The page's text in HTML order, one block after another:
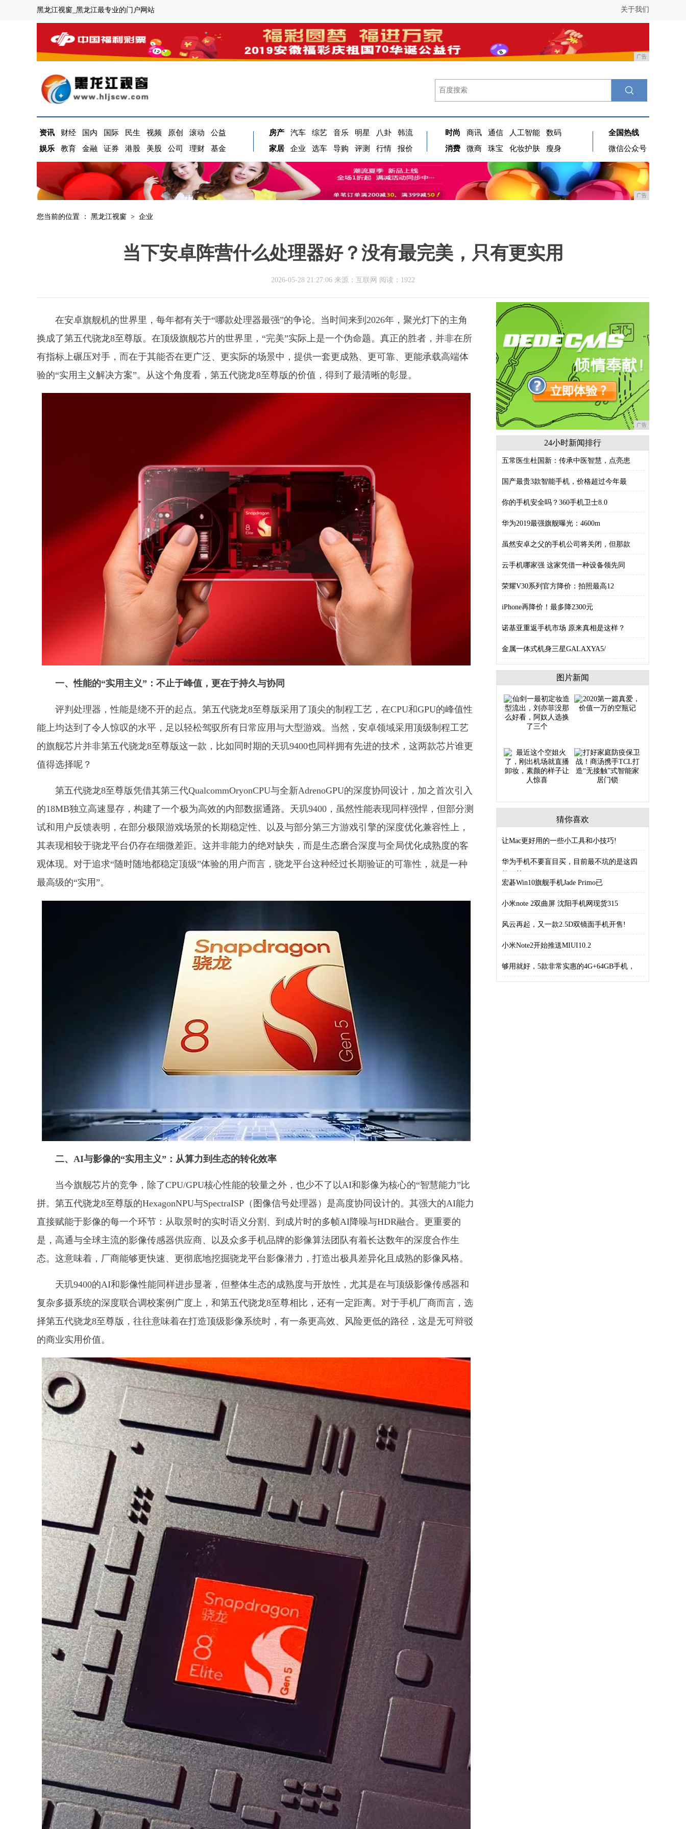
关于我们
黑龙江视窗_黑龙江最专业的门户网站
广告
资讯 财经 国内 国际 民生 视频 原创 滚动
公益
娱乐
教育 金融 证券 港股 美股 公司 理财 基金
房产 汽车 综艺 音乐 明星 八卦
韩流
家居
企业 选车 导购 评测 行情 报价
时尚 商讯 通信 人工智能
数码
消费
微商 珠宝 化妆护肤 瘦身
全国热线
微信公众号
广告
您当前的位置 ： 黑龙江视窗 > 企业
当下安卓阵营什么处理器好？没有最完美，只有更实用
2026-05-28 21:27:06 来源：互联网 阅读：1922
在安卓旗舰机的世界里，每年都有关于“哪款处理器最强”的争论。当时间来到2026年，聚光灯下的主角
换成了第五代骁龙8至尊版。在顶级旗舰芯片的世界里，“完美”实际上是一个伪命题。真正的胜者，并非在所
有指标上碾压对手，而在于其能否在更广泛、更实际的场景中，提供一套更成熟、更可靠、更能承载高端体
验的“实用主义解决方案”。从这个角度看，第五代骁龙8至尊版的价值，得到了最清晰的彰显。
一、性能的“实用主义”：不止于峰值，更在于持久与协同
评判处理器，性能是绕不开的起点。第五代骁龙8至尊版采用了顶尖的制程工艺，在CPU和GPU的峰值性
能上均达到了令人惊叹的水平，足以轻松驾驭所有日常应用与大型游戏。当然，安卓领域采用顶级制程工艺
的旗舰芯片并非第五代骁龙8至尊版这一款，比如同时期的天玑9400也同样拥有先进的技术，这两款芯片谁更
值得选择呢？
第五代骁龙8至尊版凭借其第三代QualcommOryonCPU与全新AdrenoGPU的深度协同设计，加之首次引入
的18MB独立高速显存，构建了一个极为高效的内部数据通路。天玑9400，虽然性能表现同样强悍，但部分测
试和用户反馈表明，在部分极限游戏场景的长期稳定性、以及与部分第三方游戏引擎的深度优化兼容性上，
其表现相较于骁龙平台仍存在细微差距。这并非能力的绝对缺失，而是生态磨合深度与全局优化成熟度的客
观体现。对于追求“随时随地都稳定顶级”体验的用户而言，骁龙平台这种经过长期验证的可靠性，就是一种
最高级的“实用”。
二、AI与影像的“实用主义”：从算力到生态的转化效率
当今旗舰芯片的竞争，除了CPU/GPU核心性能的较量之外，也少不了以AI和影像为核心的“智慧能力”比
拼。第五代骁龙8至尊版的HexagonNPU与SpectraISP（图像信号处理器）是高度协同设计的。其强大的AI能力
直接赋能于影像的每一个环节：从取景时的实时语义分割、到成片时的多帧AI降噪与HDR融合。更重要的
是，高通与全球主流的影像传感器供应商、以及众多手机品牌的影像算法团队有着长达数年的深度合作生
态。这意味着，厂商能够更快速、更彻底地挖掘骁龙平台影像潜力，打造出极具差异化且成熟的影像风格。
天玑9400的AI和影像性能同样进步显著，但整体生态的成熟度与开放性，尤其是在与顶级影像传感器和
复杂多摄系统的深度联合调校案例广度上，和第五代骁龙8至尊相比，还有一定距离。对于手机厂商而言，选
择第五代骁龙8至尊版，往往意味着在打造顶级影像系统时，有一条更高效、风险更低的路径，这是无可辩驳
的商业实用价值。
广告
24小时新闻排行
五常医生杜国新：传承中医智慧，点亮患
国产最贵3款智能手机，价格超过今年最
你的手机安全吗？360手机卫士8.0
华为2019最强旗舰曝光：4600m
虽然安卓之父的手机公司将关闭，但那款
云手机哪家强 这家凭借一种设备领先同
荣耀V30系列官方降价：拍照最高12
iPhone再降价！最多降2300元
诺基亚重返手机市场 原来真相是这样？
金属一体式机身三星GALAXYA5/
图片新闻
猜你喜欢
让Mac更好用的一些小工具和小技巧!
华为手机不要盲目买，目前最不坑的是这四
款，第
宏碁Win10旗舰手机Jade Primo已
小米note 2双曲屏 沈阳手机网现货315
风云再起，又一款2.5D双镜面手机开售!
小米Note2开始推送MIUI10.2
够用就好，5款非常实惠的4G+64GB手机，